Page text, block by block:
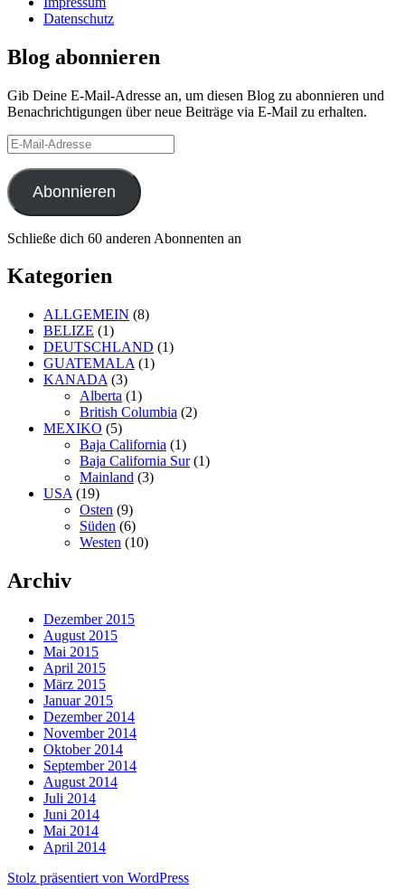
Datenschutz
Blog abonnieren
Gib Deine E-Mail-Adresse an, um diesen Blog zu abonnieren und
Benachrichtigungen über neue Beiträge via E-Mail zu erhalten.
E-
Mail-
Adresse
Abonnieren
Schließe dich 60 anderen Abonnenten an
Kategorien
ALLGEMEIN (8)
BELIZE (1)
DEUTSCHLAND (1)
GUATEMALA (1)
KANADA (3)
Alberta (1)
British Columbia (2)
MEXIKO (5)
Baja California (1)
Baja California Sur(1)
Mainland (3)
USA (19)
Osten (9)
Süden (6)
Westen (10)
Archiv
Dezember 2015
August 2015
Mai 2015
April 2015
März 2015
Januar 2015
Dezember 2014
November 2014
Oktober 2014
September 2014
August 2014
Juli 2014
Juni 2014
Mai 2014
April 2014
Stolz präsentiert von WordPress